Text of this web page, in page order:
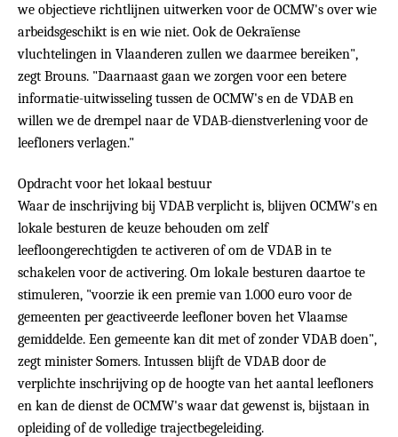
we objectieve richtlijnen uitwerken voor de OCMW's over wie
arbeidsgeschikt is en wie niet. Ook de Oekraïense
vluchtelingen in Vlaanderen zullen we daarmee bereiken",
zegt Brouns. "Daarnaast gaan we zorgen voor een betere
informatie-uitwisseling tussen de OCMW's en de VDAB en
willen we de drempel naar de VDAB-dienstverlening voor de
leefloners verlagen."
Opdracht voor het lokaal bestuur
Waar de inschrijving bij VDAB verplicht is, blijven OCMW's en
lokale besturen de keuze behouden om zelf
leefloongerechtigden te activeren of om de VDAB in te
schakelen voor de activering. Om lokale besturen daartoe te
stimuleren, "voorzie ik een premie van 1.000 euro voor de
gemeenten per geactiveerde leefloner boven het Vlaamse
gemiddelde. Een gemeente kan dit met of zonder VDAB doen",
zegt minister Somers. Intussen blijft de VDAB door de
verplichte inschrijving op de hoogte van het aantal leefloners
en kan de dienst de OCMW's waar dat gewenst is, bijstaan in
opleiding of de volledige trajectbegeleiding.